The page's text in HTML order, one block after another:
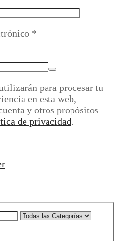
*
para procesar tu
en esta web,
y otros propósitos
de privacidad.
Narrow
by